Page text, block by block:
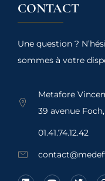
CONTACT
Une question ?
sommes à votre
Metafore
39 avenue
01.41.74.12.42